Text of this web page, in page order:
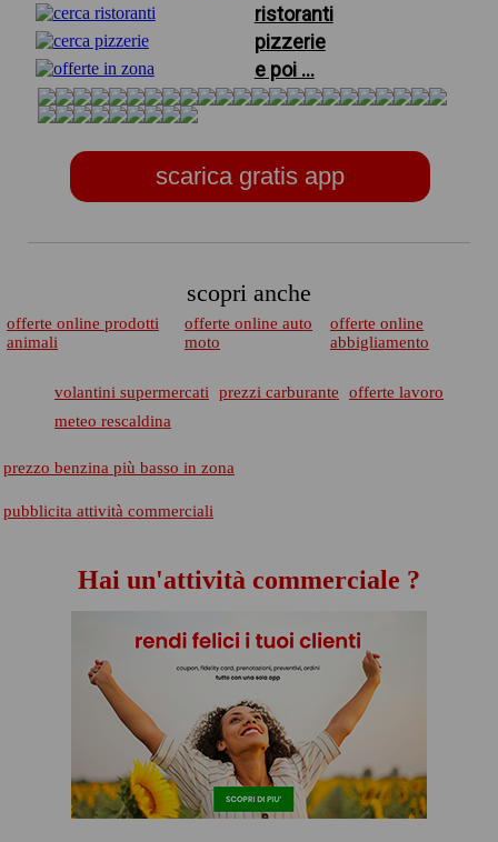
ristoranti
pizzerie
e poi ...
scarica gratis app
scopri anche
offerte online prodotti
animali
offerte online auto
moto
offerte online
abbigliamento
volantini supermercati prezzi carburante
offerte lavoro
meteo rescaldina
prezzo benzina più basso in zona
pubblicita attività commerciali
Hai un'attività commerciale ?